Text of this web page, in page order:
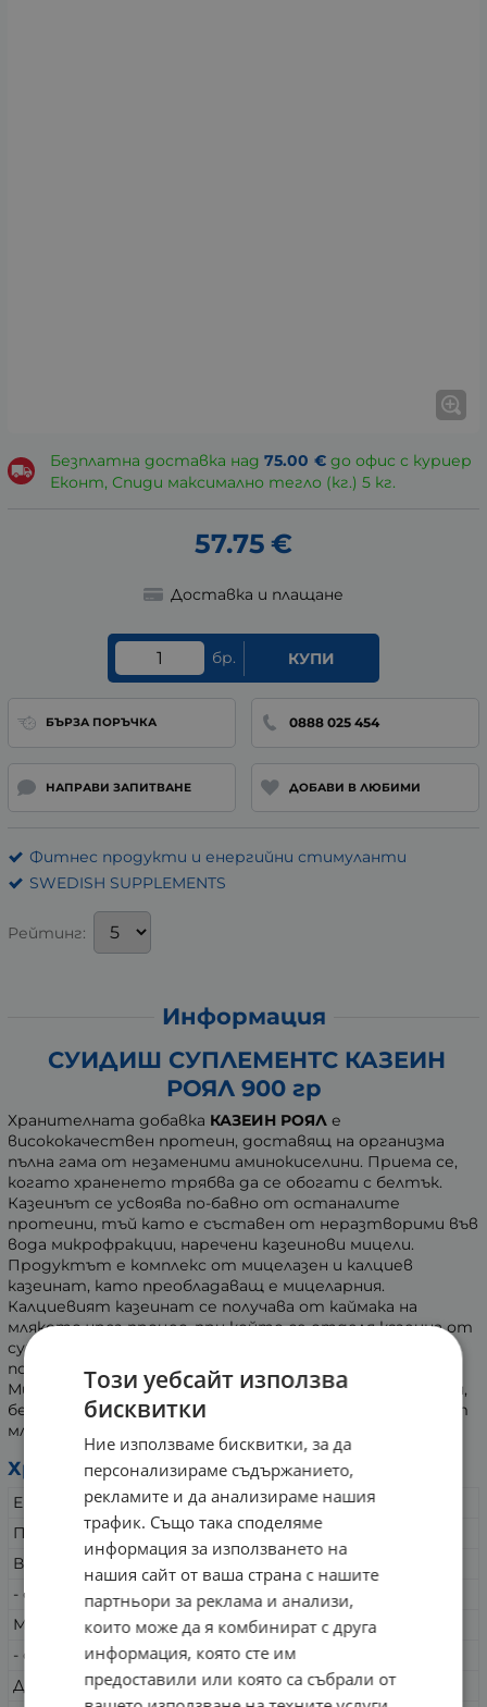
Безплатна доставка над 75.00 €до офис с куриер
Еконт, Спиди максимално тегло (кг.) 5 кг.
57.75 €
Доставка и плащане
бр. КУПИ
БЪРЗА ПОРЪЧКА 0888 025 454
НАПРАВИ ЗАПИТВАНЕ ДОБАВИ В ЛЮБИМИ
Фитнес продукти и енергийни стимуланти
SWEDISH SUPPLEMENTS
Рейтинг:
Информация
СУИДИШ СУПЛЕМЕНТС КАЗЕИН
РОЯЛ 900 гр
Хранителната добавка КАЗЕИН РОЯЛ е
висококачествен протеин, доставящ на организма
пълна гама от незаменими аминокиселини. Приема се,
когато храненето трябва да се обогати с белтък.
Казеинът се усвоява по-бавно от останалите
протеини, тъй като е съставен от неразтворими във
вода микрофракции, наречени казеинови мицели.
Продуктът е комплекс от мицелазен и калциев
казеинат, като преобладаващ е мицеларния.
Калциевият казеинат се получава от каймака на
млякото чрез процес, при който се отделя казеина от
суроватката. Минерална (калциева) сол се добавя за
повече стабилност и добра разтворимост.
Мицеларният казеин се добива чрез ултрафилтрация,
без добавяне на химични вещества. Той е изчистен от
млечна захар и мазнини.
Хранителна стойност на 100 g:
Енергия
368 Kcal/ 1538 Kj
Протеин
78 g
Въглехидрати
- от които захари
4 g
Мазнини
4 g
- от които наситени
3 g
Диетични фибри
0 g
Този уебсайт използва
бисквитки
Ние използваме бисквитки, за да
персонализираме съдържанието,
рекламите и да анализираме нашия
трафик. Също така споделяме
информация за използването на
нашия сайт от ваша страна с нашите
партньори за реклама и анализи,
които може да я комбинират с друга
информация, която сте им
предоставили или която са събрали от